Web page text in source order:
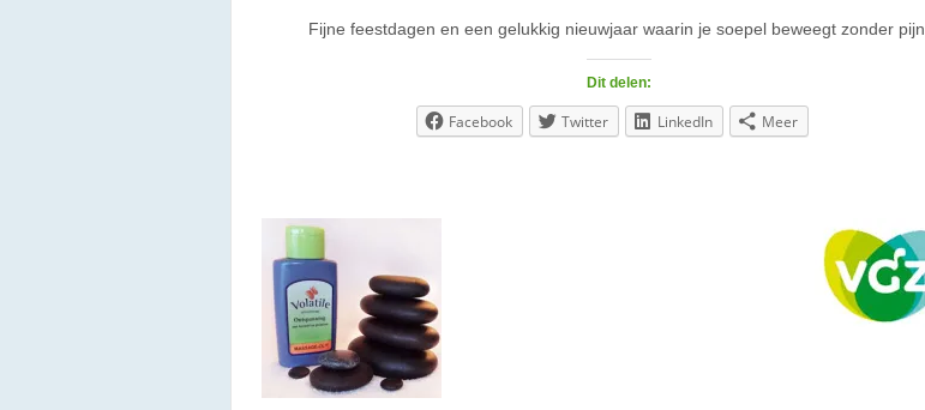
Fijne feestdagen en een gelukkig nieuwjaar waarin je soepel beweegt zonder pijn.
Dit delen:
Facebook Twitter LinkedIn Meer